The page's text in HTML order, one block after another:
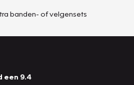
banden- of velgensets
een 9.4